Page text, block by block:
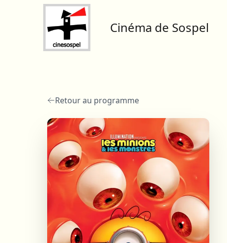
Cinéma de Sospel
Retour au programme